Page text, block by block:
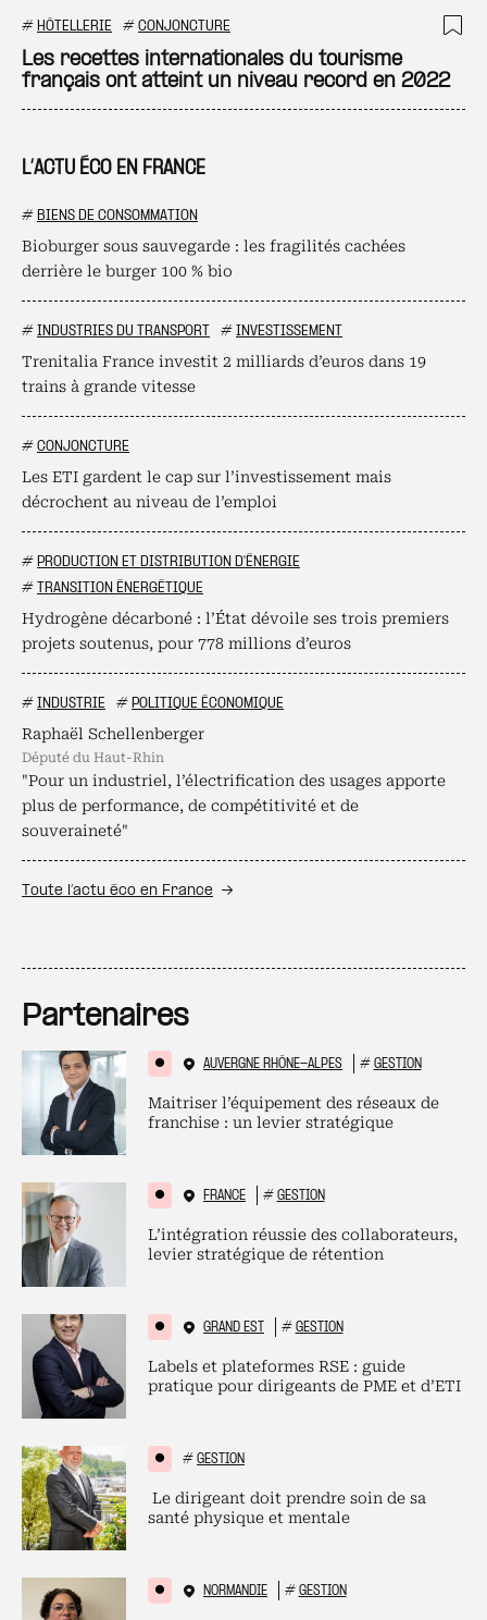
L’ACTU ÉCO EN FRANCE
# BIENS DE CONSOMMATION
Bioburger sous sauvegarde : les fragilités cachées
derrière le burger 100 % bio
# INDUSTRIES DU TRANSPORT # INVESTISSEMENT
Trenitalia France investit 2 milliards d’euros dans 19
trains à grande vitesse
# CONJONCTURE
Les ETI gardent le cap sur l’investissement mais
décrochent au niveau de l’emploi
# PRODUCTION ET DISTRIBUTION D'ÉNERGIE
# TRANSITION ÉNERGÉTIQUE
Hydrogène décarboné : l’État dévoile ses trois premiers
projets soutenus, pour 778 millions d’euros
# INDUSTRIE # POLITIQUE ÉCONOMIQUE
Raphaël Schellenberger
député du Haut-Rhin
"Pour un industriel, l’électrification des usages apporte
plus de performance, de compétitivité et de
souveraineté"
Toute l’actu éco en France
# HÔTELLERIE # CONJONCTURE
Les recettes internationales du tourisme
français ont atteint un niveau record en 2022
Partenaires
AUVERGNE RHÔNE-ALPES # GESTION
Maitriser l’équipement des réseaux de
franchise : un levier stratégique
FRANCE # GESTION
L’intégration réussie des collaborateurs,
levier stratégique de rétention
GRAND EST # GESTION
Labels et plateformes RSE : guide
pratique pour dirigeants de PME et d’ETI
# GESTION
Le dirigeant doit prendre soin de sa
santé physique et mentale
NORMANDIE # GESTION